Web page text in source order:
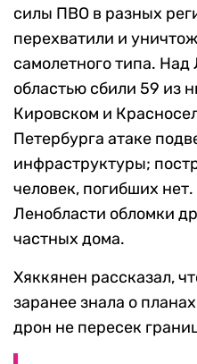
силы ПВО в разных
перехватили и
самолетного типа.
областью сбили 59 из
Кировском и
Петербурга атаке
инфраструктуры;
человек, погибших
Ленобласти обломки
частных дома.
Хяккянен рассказал,
заранее знала о
дрон не пересек